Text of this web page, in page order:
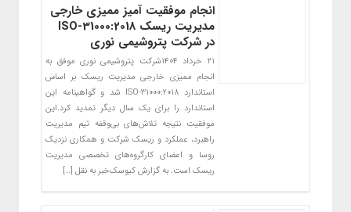
انجام موفقیت آمیز ممیزی خارجی
مدیریت ریسک ISO-31000:2018
در شرکت پتروشیمی نوری
۲۱ خرداد ۱۴۰۴شرکت پتروشیمی نوری موفق به
انجام ممیزی خارجی مدیریت ریسک بر اساس
استاندارد ISO-31000:2018 شد و گواهینامه این
استاندارد را برای یک سال دیگر تمدید کرد.این
موفقیت نتیجه تلاش‌های بی‌وقفه تیم مدیریت
راهبرد، عملکرد و ریسک شرکت و همکاری نزدیک
روسا و اعضای کارگروه‌های تخصصی مدیریت
ریسک است. به گزارش کیوسک‌خبر به نقل […]